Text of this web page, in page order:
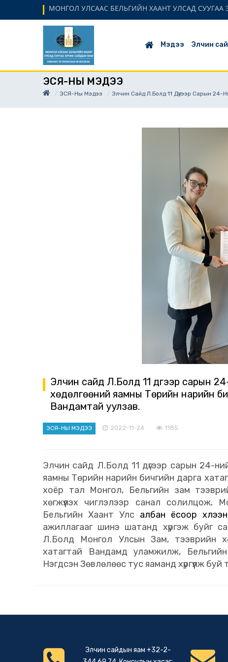
МОНГОЛ УЛСААС БЕЛЬГИЙН ХААНТ УЛСАД СУУГАА
Мэдээ Элчин
ЭСЯ-НЫ МЭДЭЭ
ЭСЯ-Ны Мэдээ Элчин Сайд Л.Болд 11 Дүгээр Сарын
Элчин сайд Л.Болд 11 дүгээр сарын
хөдөлгөөний яамны Төрийн нарийн
Вандамтай уулзав.
ЭСЯ-НЫ МЭДЭЭ 2022-11-24 1185
Элчин сайд Л.Болд 11 дүгээр сарын 24-
яамны Төрийн нарийн бичгийн дарга
хоёр тал Монгол, Бельгийн зам
хөгжүүлэх чиглэлээр санал солилцож,
Бельгийн Хаант Улс албан ёсоор хүлээн
ажиллагааг шинэ шатанд хүргэж буйг
Л.Болд Монгол Улсын Зам, тээврийн
хатагтай Вандамд уламжилж,
Нэгдсэн Зөвлөлөөс тус яаманд хүргүүлж
Элчин сайдын яам +32-2-